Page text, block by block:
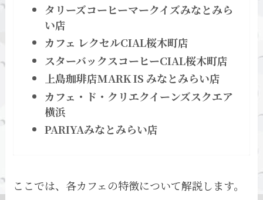
タリーズコーヒーマークイズみなとみら
い店
カフェ レクセルCIAL桜木町店
スターバックスコーヒーCIAL桜木町店
上島珈琲店MARK IS みなとみらい店
カフェ・ド・クリエクイーンズスクエア
横浜
PARIYAみなとみらい店
ここでは、各カフェの特徴について解説します。